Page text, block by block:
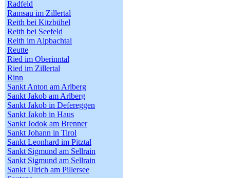
Radfeld
Ramsau im Zillertal
Reith bei Kitzbühel
Reith bei Seefeld
Reith im Alpbachtal
Reutte
Ried im Oberinntal
Ried im Zillertal
Rinn
Sankt Anton am Arlberg
Sankt Jakob am Arlberg
Sankt Jakob in Defereggen
Sankt Jakob in Haus
Sankt Jodok am Brenner
Sankt Johann in Tirol
Sankt Leonhard im Pitztal
Sankt Sigmund am Sellrain
Sankt Sigmund am Sellrain
Sankt Ulrich am Pillersee